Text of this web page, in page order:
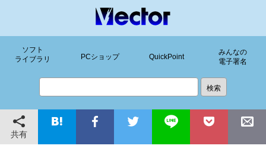
ソフト
ライブラリ
PCショップ QuickPoint
みんなの
電子署名
共有